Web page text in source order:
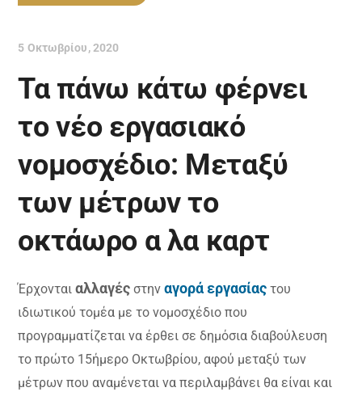
5 Οκτωβρίου, 2020
Τα πάνω κάτω φέρνει
το νέο εργασιακό
νομοσχέδιο: Μεταξύ
των μέτρων το
οκτάωρο α λα καρτ
Έρχονταιαλλαγές στηναγορά εργασίας του
ιδιωτικού τομέα με το νομοσχέδιο που
προγραμματίζεται να έρθει σε δημόσια διαβούλευση
το πρώτο 15ήμερο Οκτωβρίου, αφού μεταξύ των
μέτρων που αναμένεται να περιλαμβάνει θα είναι και